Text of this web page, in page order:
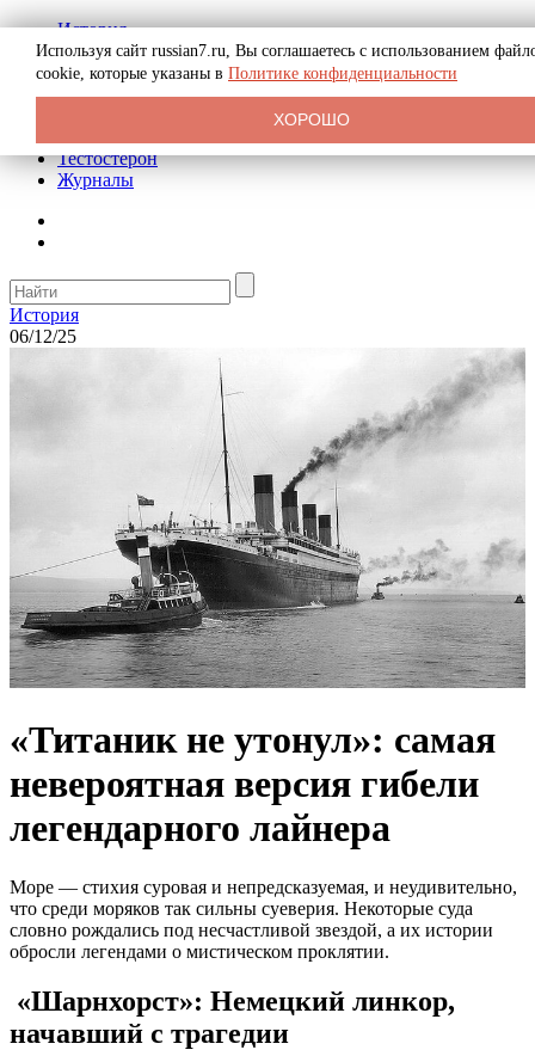
История
Биография
Криминал
Реклама на сайте
Тестостерон
Журналы
История
06/12/25
«Титаник не утонул»: самая
невероятная версия гибели
легендарного лайнера
Море — стихия суровая и непредсказуемая, и неудивительно,
что среди моряков так сильны суеверия. Некоторые суда
словно рождались под несчастливой звездой, а их истории
обросли легендами о мистическом проклятии.
«Шарнхорст»: Немецкий линкор,
начавший с трагедии
Используя сайт russian7.ru, Вы соглашаетесь с использованием
cookie, которые указаны в Политике конфиденциальности
ХОРОШО